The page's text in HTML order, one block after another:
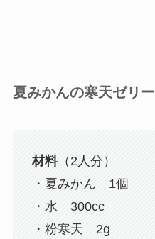
夏みかんの寒天ゼリー
材料（2人分）
・夏みかん 1個
・水 300cc
・粉寒天 2g